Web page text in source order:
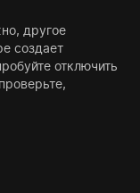
другое
создает
отключить